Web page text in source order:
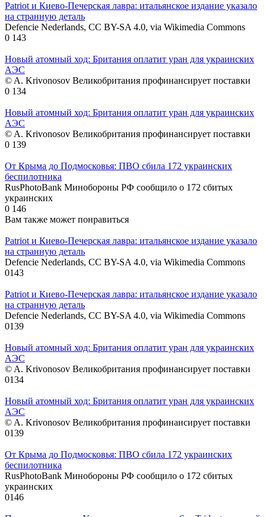
Patriot и Киево-Печерская лавра: итальянское издание указало
на странную деталь
Defencie Nederlands, CC BY-SA 4.0, via Wikimedia Commons
0 143
Новый атомный ход: Британия оплатит уран для украинских
АЭС
© A. Krivonosov Великобритания профинансирует поставки
0 134
Новый атомный ход: Британия оплатит уран для украинских
АЭС
© A. Krivonosov Великобритания профинансирует поставки
0 139
От Крыма до Подмосковья: ПВО сбила 172 украинских
беспилотника
RusPhotoBank Минобороны РФ сообщило о 172 сбитых
украинских
0 146
Вам также может понравиться
Patriot и Киево-Печерская лавра: итальянское издание указало
на странную деталь
Defencie Nederlands, CC BY-SA 4.0, via Wikimedia Commons
0143
Patriot и Киево-Печерская лавра: итальянское издание указало
на странную деталь
Defencie Nederlands, CC BY-SA 4.0, via Wikimedia Commons
0139
Новый атомный ход: Британия оплатит уран для украинских
АЭС
© A. Krivonosov Великобритания профинансирует поставки
0134
Новый атомный ход: Британия оплатит уран для украинских
АЭС
© A. Krivonosov Великобритания профинансирует поставки
0139
От Крыма до Подмосковья: ПВО сбила 172 украинских
беспилотника
RusPhotoBank Минобороны РФ сообщило о 172 сбитых
украинских
0146